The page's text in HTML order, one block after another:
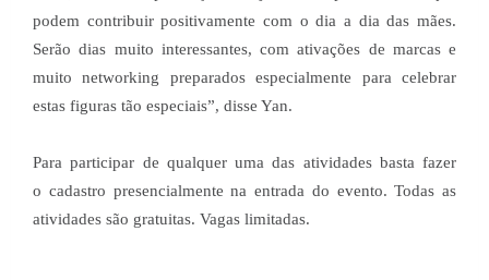
podem contribuir positivamente com o dia a dia das mães.
Serão dias muito interessantes, com ativações de marcas e
muito networking preparados especialmente para celebrar
estas figuras tão especiais”, disse Yan.
Para participar de qualquer uma das atividades basta fazer
o cadastro presencialmente na entrada do evento. Todas as
atividades são gratuitas. Vagas limitadas.